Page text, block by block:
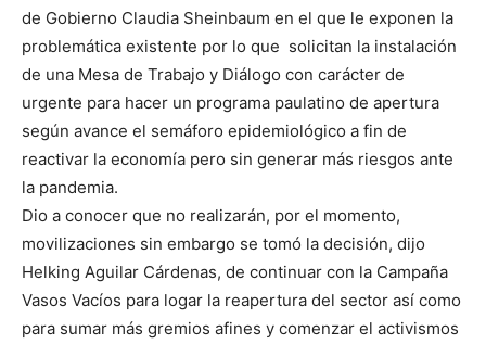
de Gobierno Claudia Sheinbaum en el que le exponen la
problemática existente por lo que solicitan la instalación
de una Mesa de Trabajo y Diálogo con carácter de
urgente para hacer un programa paulatino de apertura
según avance el semáforo epidemiológico a fin de
reactivar la economía pero sin generar más riesgos ante
la pandemia.
Dio a conocer que no realizarán, por el momento,
movilizaciones sin embargo se tomó la decisión, dijo
Helking Aguilar Cárdenas, de continuar con la Campaña
Vasos Vacíos para logar la reapertura del sector así como
para sumar más gremios afines y comenzar el activismos